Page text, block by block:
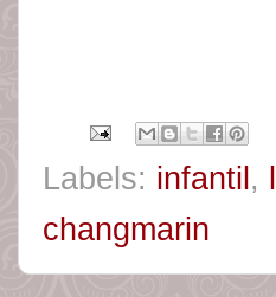
Labels: infantil ,
changmarin